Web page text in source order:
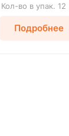
Кол-во в упак. 12
Подробнее